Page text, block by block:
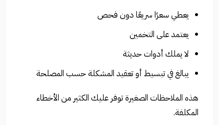
يعطي سعرًا سريعًا دون فحص
يعتمد على التخمين
لا يملك أدوات حديثة
يبالغ في تبسيط أو تعقيد المشكلة حسب المصلحة
هذه الملاحظات الصغيرة توفر عليك الكثير من الأخطاء
المكلفة.